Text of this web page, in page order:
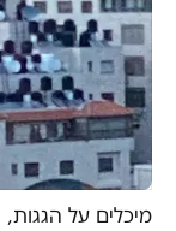
מיכלים על